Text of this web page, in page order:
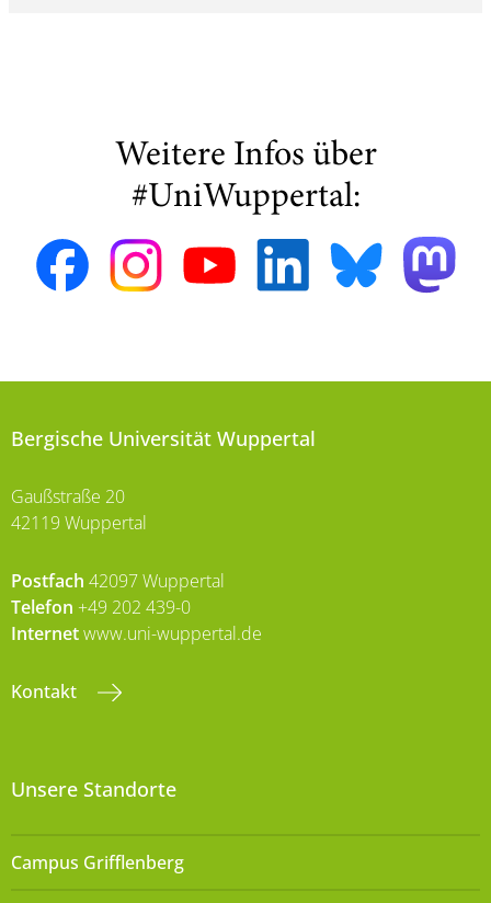
Weitere Infos über
#UniWuppertal:
Bergische Universität Wuppertal
Gaußstraße 20
42119 Wuppertal
Postfach 42097 Wuppertal
Telefon +49 202 439-0
Internetwww.uni-wuppertal.de
Kontakt
Unsere Standorte
Campus Grifflenberg